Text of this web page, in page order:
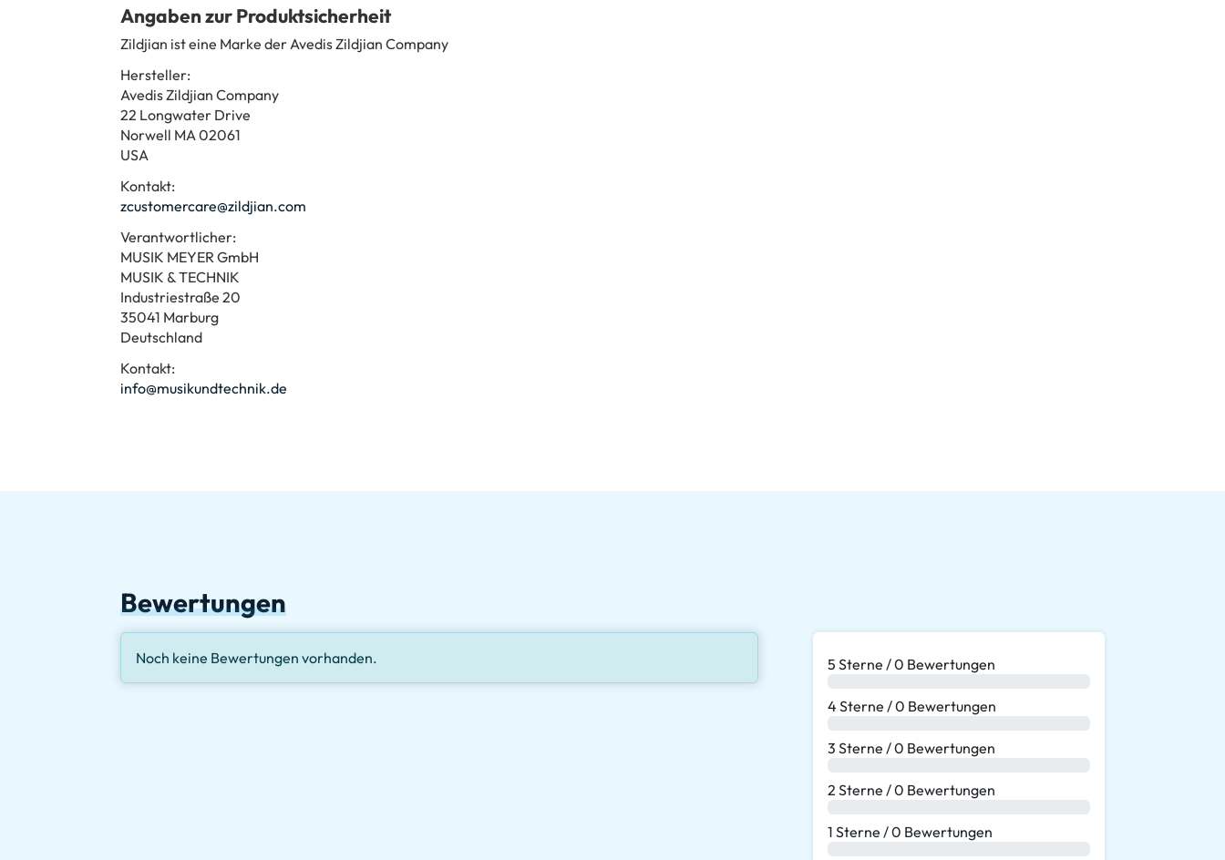
Angaben zur Produktsicherheit
Zildjian ist eine Marke der Avedis Zildjian Company
Hersteller:
Avedis Zildjian Company
22 Longwater Drive
Norwell MA 02061
USA
Kontakt:
zcustomercare@zildjian.com
Verantwortlicher:
MUSIK MEYER GmbH
MUSIK & TECHNIK
Industriestraße 20
35041 Marburg
Deutschland
Kontakt:
info@musikundtechnik.de
Bewertungen
5 Sterne / 0 Bewertungen
4 Sterne / 0 Bewertungen
3 Sterne / 0 Bewertungen
2 Sterne / 0 Bewertungen
1 Sterne / 0 Bewertungen
Noch keine Bewertungen vorhanden.